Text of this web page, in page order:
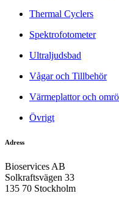
Thermal Cyclers
Spektrofotometer
Ultraljudsbad
Vågar och Tillbehör
Värmeplattor och
Övrigt
Adress
Bioservices AB
Solkraftsvägen 33
135 70 Stockholm